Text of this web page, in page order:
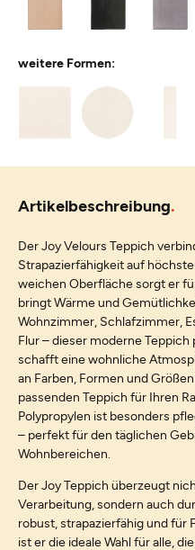
weitere Formen:
Artikelbeschreibung
Der Joy Velours Teppich
Strapazierfähigkeit auf
weichen Oberfläche sorgt er
bringt Wärme und
Wohnzimmer, Schlafzimmer,
Flur – dieser moderne
schafft eine wohnliche
an Farben, Formen und
passenden Teppich für Ihren
Polypropylen ist besonders
– perfekt für den täglichen
Wohnbereichen.
Der Joy Teppich überzeugt
Verarbeitung, sondern auch
robust, strapazierfähig und für
ist er die ideale Wahl für alle,